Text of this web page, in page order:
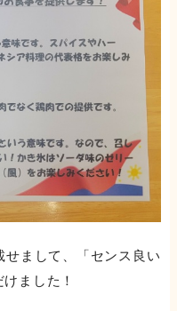
まして、「センス良い
ました！